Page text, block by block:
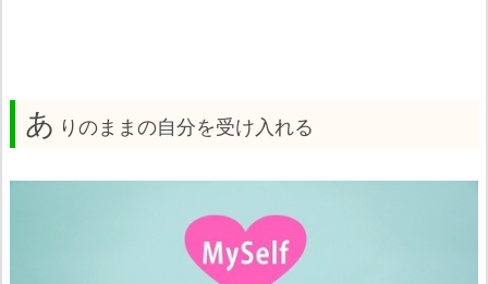
あ りのままの自分を受け入れる